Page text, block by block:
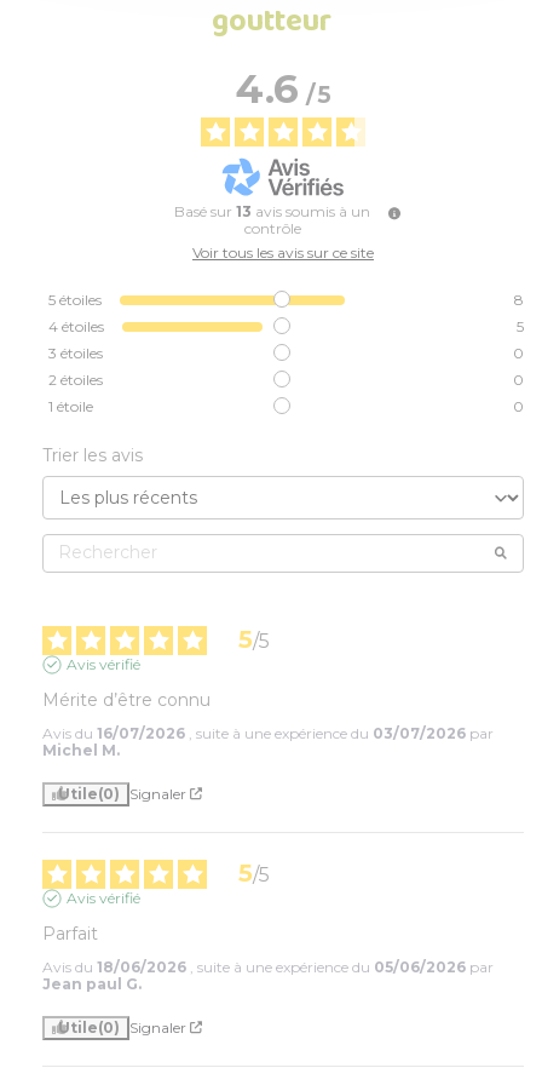
goutteur
4.6/5
Basé sur 13 avis soumis à un
contrôle
Voir tous les avis sur ce site
5 étoiles
8
4 étoiles
5
3 étoiles
0
2 étoiles
0
1 étoile 0
Trier les avis
5/5
Avis vérifié
Mérite d’être connu
Avis du 16/07/2026 , suite à une expérience du 03/07/2026 par
Michel M.
Utile(0) Signaler
5/5
Avis vérifié
Parfait
Avis du 18/06/2026 , suite à une expérience du 05/06/2026 par
Jean paul G.
Utile(0) Signaler